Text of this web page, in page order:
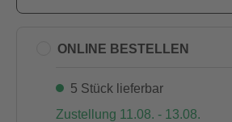
ONLINE BESTELLEN
5 Stück lieferbar
Zustellung 11.08. - 13.08.